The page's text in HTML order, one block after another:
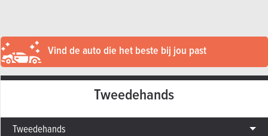
Vind de auto die het beste bij jou past
Tweedehands
Tweedehands